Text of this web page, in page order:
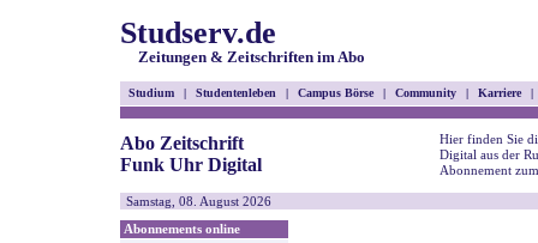
Studserv.de
Zeitungen & Zeitschriften im Abo
Studium | Studentenleben | Campus Börse | Community | Karriere |
Abo Zeitschrift
Funk Uhr Digital
Hier finden Sie
Digital aus der
Abonnement
Samstag, 08. August 2026
Abonnements online